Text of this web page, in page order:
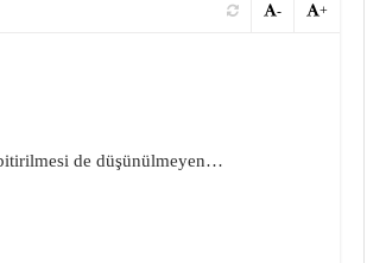
+
-
de düşünülmeyen…